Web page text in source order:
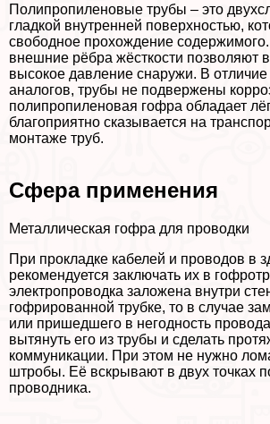
Полипропиленовые трубы – это
гладкой внутренней поверхностью,
свободное прохождение
внешние рёбра жёсткости позволяют
высокое давление снаружи. В отличие
аналогов, трубы не подвержены
полипропиленовая гофра обладает
благоприятно сказывается на
монтаже труб.
Сфера применения
Металлическая гофра для проводки
При прокладке кабелей и проводов в
рекомендуется заключать их в
электропроводка заложена внутри
гофрированной трубке, то в случае
или пришедшего в негодность
вытянуть его из трубы и сделать
коммуникации. При этом не нужно
штробы. Её вскрывают в двух точках
проводника.